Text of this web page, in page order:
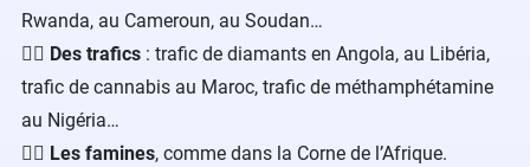
Rwanda, au Cameroun, au Soudan…
👉🏼 Des trafics : trafic de diamants en Angola, au Libéria,
trafic de cannabis au Maroc, trafic de méthamphétamine
au Nigéria…
👉🏼 Les famines, comme dans la Corne de l’Afrique.